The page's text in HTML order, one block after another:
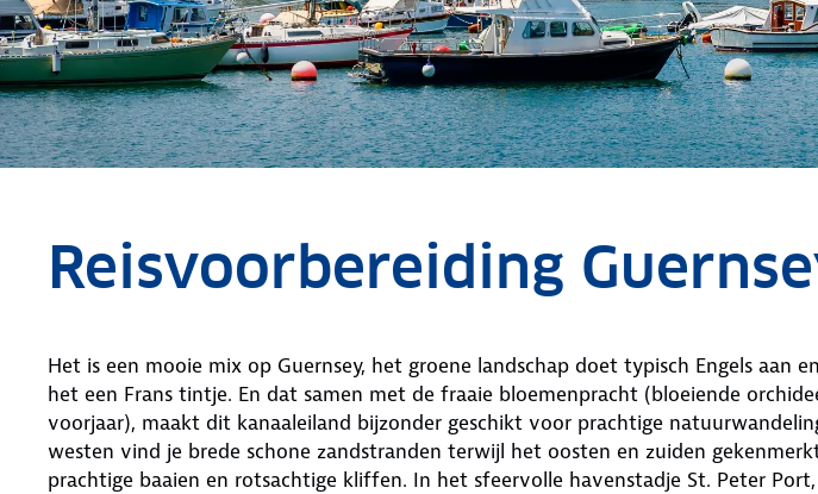
Reisvoorbereiding
Het is een mooie mix op Guernsey, het groene landschap doet typisch Engels aan
het een Frans tintje. En dat samen met de fraaie bloemenpracht (bloeiende
voorjaar), maakt dit kanaaleiland bijzonder geschikt voor prachtige
westen vind je brede schone zandstranden terwijl het oosten en zuiden
prachtige baaien en rotsachtige kliffen. In het sfeervolle havenstadje St. Peter